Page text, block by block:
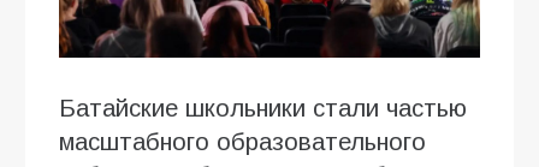
Батайские школьники стали частью
масштабного образовательного